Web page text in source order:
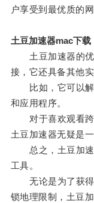
户享受到最优质的
土豆加速器mac下载
土豆加速器的优
接，它还具备其他实
比如，它可以解
和应用程序。
对于喜欢观看跨
土豆加速器无疑是
总之，土豆加速
工具。
无论是为了获得
锁地理限制，土豆